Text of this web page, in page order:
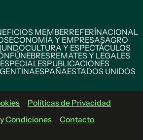
MEMBERREFERÍNACIONAL
ECONOMÍA Y EMPRESASAGRO
CULTURA Y ESPECTÁCULOS
FÚNEBRESREMATES Y LEGALES
PUBLICACIONES
ESPAÑAESTADOS UNIDOS
Políticas de Privacidad
Condiciones
Contacto